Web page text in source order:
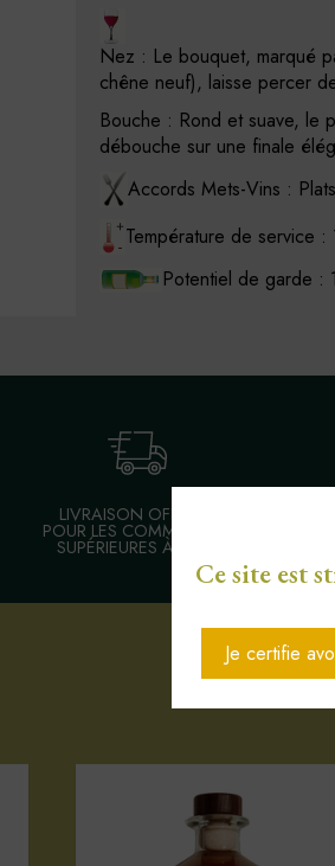
Nez : Le bouquet, marqué
chêne neuf), laisse percer
Bouche : Rond et suave, le
débouche sur une finale
Accords Mets-Vins :
Température de service :
Potentiel de garde :
LIVRAISON OFFERTE
POUR LES COMMANDES
SUPÉRIEURES À 30 €
Ce site est
Je certifie